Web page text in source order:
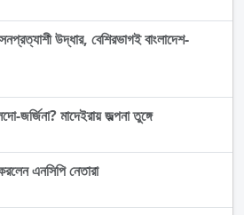
উদ্ধার, বেশিরভাগই বাংলাদেশ-
জর্জিনা? মাদেইরায় জল্পনা তুঙ্গে
এনসিপি নেতারা